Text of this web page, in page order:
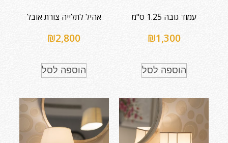
עמוד גובה 1.25 ס"מ
₪1,300
הוספה לסל
אהיל לתלייה צורת אובל
₪2,800
הוספה לסל